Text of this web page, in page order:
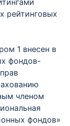
рейтинговых
1 внесен в
фондов-
членом
фондов»